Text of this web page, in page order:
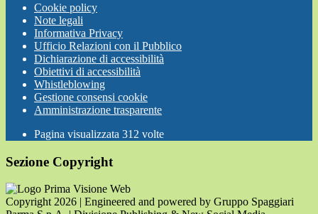
Cookie policy
Note legali
Informativa Privacy
Ufficio Relazioni con il Pubblico
Dichiarazione di accessibilità
Obiettivi di accessibilità
Whistleblowing
Gestione consensi cookie
Amministrazione trasparente
Pagina visualizzata 312 volte
Sezione Copyright
Copyright 2026 | Engineered and powered by Gruppo Spaggiari